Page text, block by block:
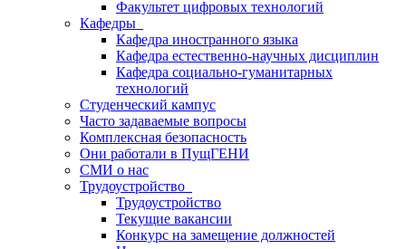
Факультет цифровых технологий
Кафедры
Кафедра иностранного языка
Кафедра естественно-научных дисциплин
Кафедра социально-гуманитарных
технологий
Студенческий кампус
Часто задаваемые вопросы
Комплексная безопасность
Они работали в ПущГЕНИ
СМИ о нас
Трудоустройство
Трудоустройство
Текущие вакансии
Конкурс на замещение должностей